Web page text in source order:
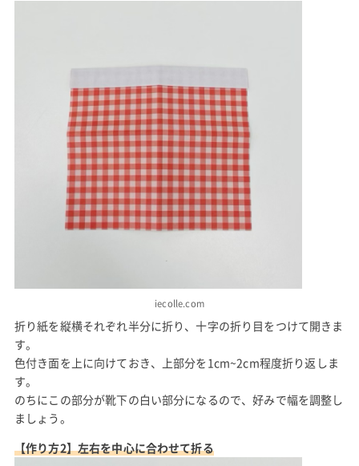
iecolle.com
折り紙を縦横それぞれ半分に折り、十字の折り目をつけて開きま
す。
色付き面を上に向けておき、上部分を1cm~2cm程度折り返しま
す。
のちにこの部分が靴下の白い部分になるので、好みで幅を調整し
ましょう。
【作り方2】左右を中心に合わせて折る